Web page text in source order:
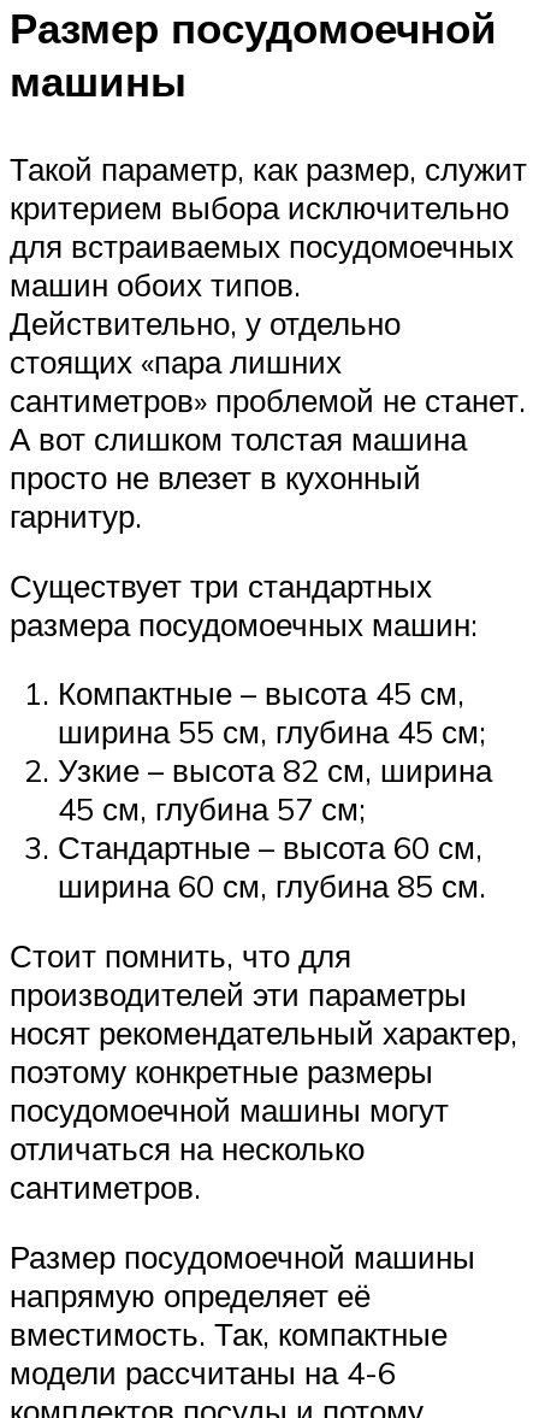
Размер посудомоечной
машины
Такой параметр, как размер, служит
критерием выбора исключительно
для встраиваемых посудомоечных
машин обоих типов.
Действительно, у отдельно
стоящих «пара лишних
сантиметров» проблемой не станет.
А вот слишком толстая машина
просто не влезет в кухонный
гарнитур.
Существует три стандартных
размера посудомоечных машин:
Компактные – высота 45 см,
ширина 55 см, глубина 45 см;
Узкие – высота 82 см, ширина
45 см, глубина 57 см;
Стандартные – высота 60 см,
ширина 60 см, глубина 85 см.
Стоит помнить, что для
производителей эти параметры
носят рекомендательный характер,
поэтому конкретные размеры
посудомоечной машины могут
отличаться на несколько
сантиметров.
Размер посудомоечной машины
напрямую определяет её
вместимость. Так, компактные
модели рассчитаны на 4-6